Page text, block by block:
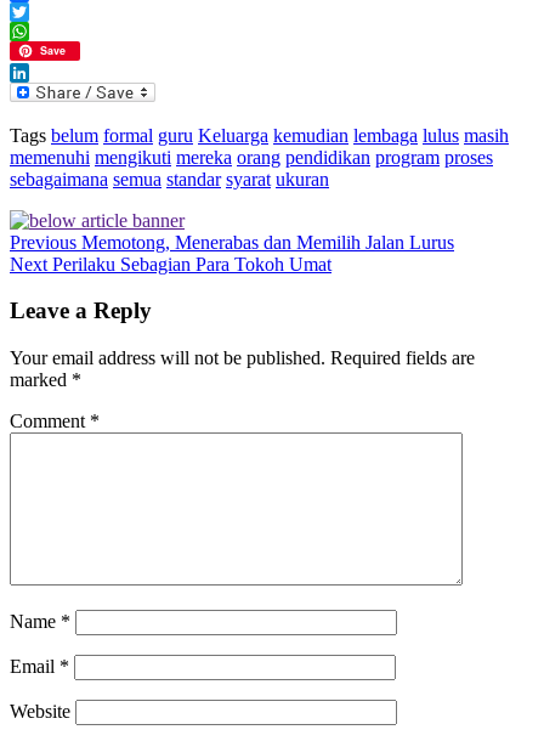
Facebook
Twitter
WhatsApp
Save
LinkedIn
Tags belum formal guru Keluarga kemudian lembaga lulus masih
memenuhi mengikuti mereka orang pendidikan program proses
sebagaimana semua standar syarat ukuran
Previous Memotong, Menerabas dan Memilih Jalan Lurus
Next Perilaku Sebagian Para Tokoh Umat
Leave a Reply
Your email address will not be published. Required fields are
marked *
Comment *
Name *
Email *
Website